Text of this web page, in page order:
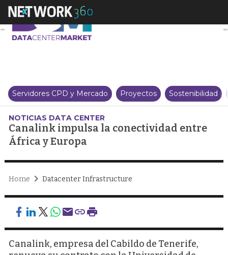
Canalink impulsa la
Servidores CPD y Mercado Proyectos Sostenibilidad
NOTICIAS DATA CENTER
Canalink impulsa la conectividad entre
África y Europa
Home Datacenter Infrastructure
Canalink, empresa del Cabildo de Tenerife,